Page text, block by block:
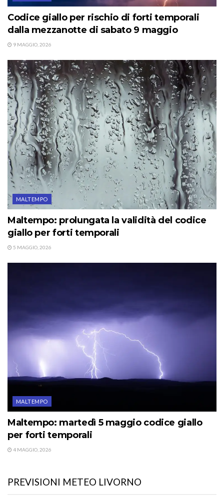
Codice giallo per rischio di forti temporali
dalla mezzanotte di sabato 9 maggio
9 MAGGIO, 2026
MALTEMPO
Maltempo: prolungata la validità del codice
giallo per forti temporali
5 MAGGIO, 2026
MALTEMPO
Maltempo: martedì 5 maggio codice giallo
per forti temporali
4 MAGGIO, 2026
PREVISIONI METEO LIVORNO